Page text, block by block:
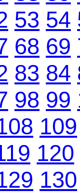
53 54
68 69
83 84
98 99
109
120
130